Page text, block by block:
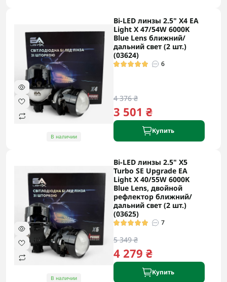
В наличии
Bi-LED линзы 2.5" X4 EA
Light X 47/54W 6000K
Blue Lens ближний/
дальний свет (2 шт.)
(03624)
6
4 376 ₴
3 501 ₴
Купить
В наличии
Bi-LED линзы 2.5" X5
Turbo SE Upgrade EA
Light X 40/55W 6000K
Blue Lens, двойной
рефлектор ближний/
дальний свет (2 шт.)
(03625)
7
5 349 ₴
4 279 ₴
Купить